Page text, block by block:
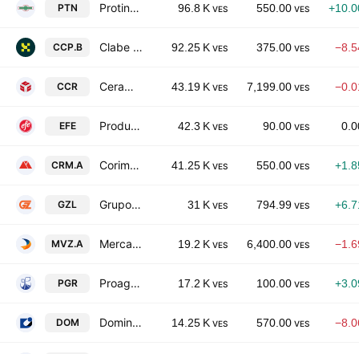
PTN Protinal CA 96.8 K VES 550.00 VES
CCP.B Clabe Capital C.A. Class B 92.25 K VES 375.00 VES
CCR Ceramica Carabobo, S.A.C.A 43.19 K VES 7,199.00 VES
EFE Productos EFE, S.A. 42.3 K VES 90.00 VES
CRM.A Corimon CA Class A 41.25 K VES 550.00 VES
GZL Grupo Zuliano, C.A. 31 K VES 794.99 VES
MVZ.A Mercantil Servicios Financieros C.A. Class A 19.2 K VES 6,400.00 VES
PGR Proagro Compania Anonima 17.2 K VES 100.00 VES
DOM Dominguez & Cia SA 14.25 K VES 570.00 VES